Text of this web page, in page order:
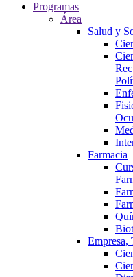
Programas
Área
Salud y
Farmacia
Empresa,